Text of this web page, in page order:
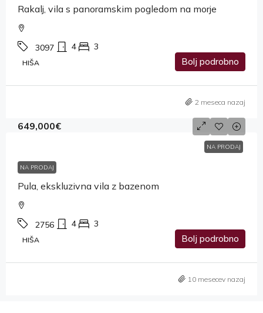
Rakalj, vila s panoramskim pogledom na morje
3097 4 3
HIŠA Bolj podrobno
2 meseca nazaj
NA PRODAJ
649,000€
NA PRODAJ
Pula, ekskluzivna vila z bazenom
2756 4 3
HIŠA Bolj podrobno
10 mesecev nazaj